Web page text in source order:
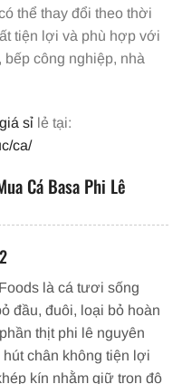
thể thay đổi theo thời
tiện lợi và phù hợp với
bếp công nghiệp, nhà
sỉ lẻ tại:
ca/
Cá Basa Phi Lê
là cá tươi sống
đầu, đuôi, loại bỏ hoàn
thịt phi lê nguyên
chân không tiện lợi
kín nhằm giữ trọn độ